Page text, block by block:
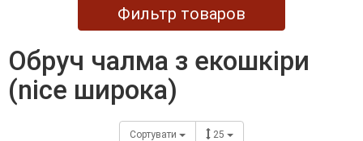
Фильтр товаров
обруч чалма з екошкіри
(nice широка)
Сортувати 25